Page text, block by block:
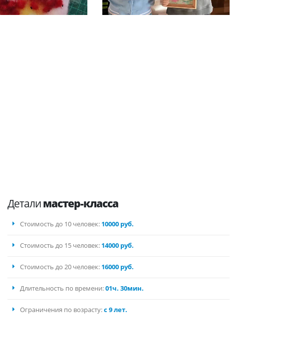
Деталимастер-класса
Стоимость до 10 человек: 10000 руб.
Стоимость до 15 человек: 14000 руб.
Стоимость до 20 человек: 16000 руб.
Длительность по времени:01ч. 30мин.
Ограничения по возрасту:с 9 лет.